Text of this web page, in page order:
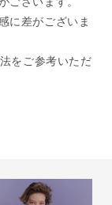
に差がございま
をご参考いただ